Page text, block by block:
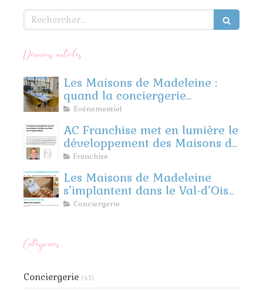
Rechercher
Derniers articles
Les Maisons de Madeleine :
quand la conciergerie
rencontre l’événementiel
Evénementiel
AC Franchise met en lumière le
développement des Maisons de
Madeleine
Franchise
Les Maisons de Madeleine
s’implantent dans le Val-d’Oise
et les Yvelines !
Conciergerie
Catégories
Conciergerie (41)